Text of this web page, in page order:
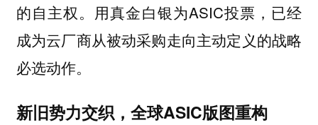
的自主权。用真金白银为ASIC投票，已经
成为云厂商从被动采购走向主动定义的战略
必选动作。
新旧势力交织，全球ASIC版图重构